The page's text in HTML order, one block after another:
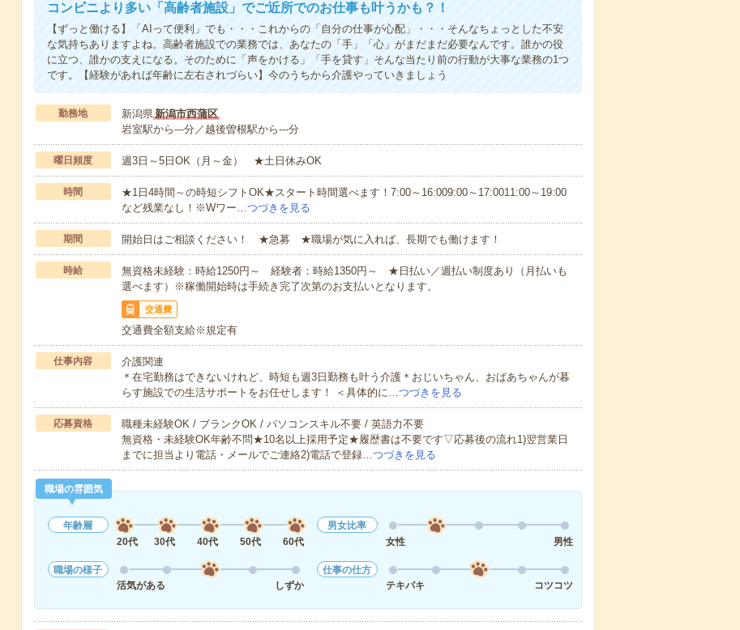
コンビニより多い「高齢者施設」でご近所でのお仕事も叶うかも？！
【ずっと働ける】「AIって便利」でも・・・これからの「自分の仕事が心配」・・・そんなちょっとした不安
な気持ちありますよね。高齢者施設での業務では、あなたの「手」「心」がまだまだ必要なんです。誰かの役
に立つ、誰かの支えになる。そのために「声をかける」「手を貸す」そんな当たり前の行動が大事な業務の1つ
です。【経験があれば年齢に左右されづらい】今のうちから介護やっていきましょう
勤務地 新潟県新潟市西蒲区
岩室駅から---分／越後曽根駅から---分
曜日頻度 週3日～5日OK（月～金） ★土日休みOK
時間
★1日4時間～の時短シフトOK★スタート時間選べます！7:00～16:009:00～17:0011:00～19:00
など残業なし！※Wワー…つづきを見る
期間 開始日はご相談ください！ ★急募 ★職場が気に入れば、長期でも働けます！
時給
無資格未経験：時給1250円～ 経験者：時給1350円～ ★日払い／週払い制度あり（月払いも
選べます）※稼働開始時は手続き完了次第のお支払いとなります。
交通費
交通費全額支給※規定有
仕事内容
介護関連
＊在宅勤務はできないけれど、時短も週3日勤務も叶う介護＊おじいちゃん、おばあちゃんが暮
らす施設での生活サポートをお任せします！ ＜具体的に…つづきを見る
応募資格
職種未経験OK / ブランクOK / パソコンスキル不要 / 英語力不要
無資格・未経験OK年齢不問★10名以上採用予定★履歴書は不要です▽応募後の流れ1)翌営業日
までに担当より電話・メールでご連絡2)電話で登録…つづきを見る
職場の雰囲気
年齢層
20代
30代 40代 50代 60代
男女比率
女性
男性
職場の様子
活気がある
しずか
仕事の仕方
テキパキ
コツコツ